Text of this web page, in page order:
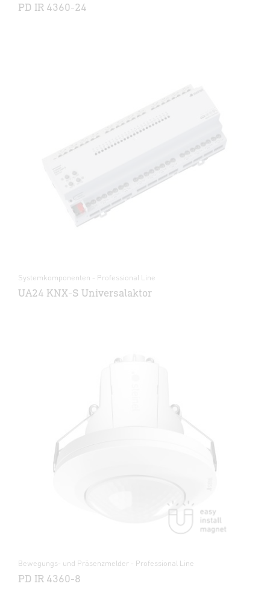
PD IR 4360-24
Systemkomponenten - Professional Line
UA24 KNX-S Universalaktor
Bewegungs- und Präsenzmelder - Professional Line
PD IR 4360-8